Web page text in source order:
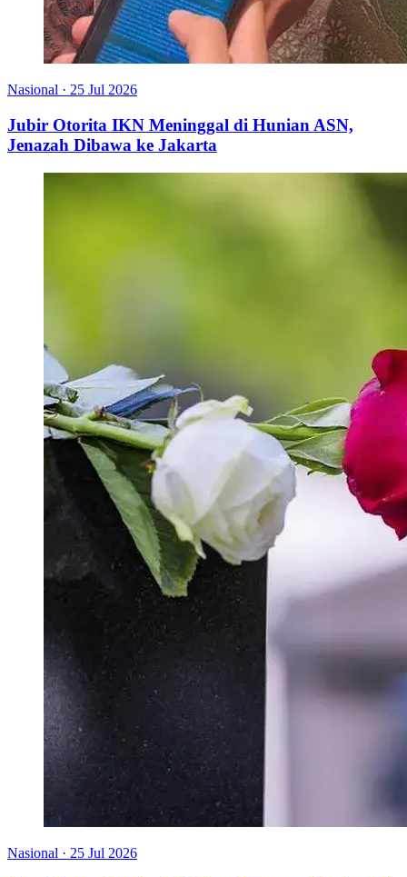
Nasional · 25 Jul 2026
Jubir Otorita IKN Meninggal di Hunian ASN,
Jenazah Dibawa ke Jakarta
Nasional · 25 Jul 2026